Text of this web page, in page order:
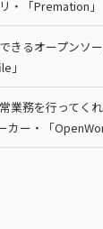
・「Premation」
きるオープンソ
」
業務を行ってく
カー・「